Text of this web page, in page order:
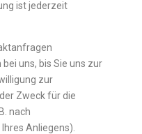
ist jederzeit
uns, bis Sie uns zur
zur
Zweck für die
nach
Anliegens).